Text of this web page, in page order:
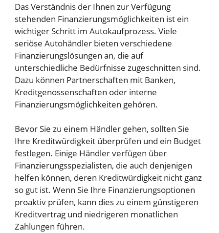
Das Verständnis der Ihnen zur Verfügung
stehenden Finanzierungsmöglichkeiten ist ein
wichtiger Schritt im Autokaufprozess. Viele
seriöse Autohändler bieten verschiedene
Finanzierungslösungen an, die auf
unterschiedliche Bedürfnisse zugeschnitten sind.
Dazu können Partnerschaften mit Banken,
Kreditgenossenschaften oder interne
Finanzierungsmöglichkeiten gehören.
Bevor Sie zu einem Händler gehen, sollten Sie
Ihre Kreditwürdigkeit überprüfen und ein Budget
festlegen. Einige Händler verfügen über
Finanzierungsspezialisten, die auch denjenigen
helfen können, deren Kreditwürdigkeit nicht ganz
so gut ist. Wenn Sie Ihre Finanzierungsoptionen
proaktiv prüfen, kann dies zu einem günstigeren
Kreditvertrag und niedrigeren monatlichen
Zahlungen führen.